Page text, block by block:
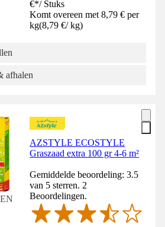
€*/ Stuks
Komt overeen met 8,79 € per
kg(8,79 €/ kg)
afhalen
AZSTYLE ECOSTYLE
Graszaad extra 100 gr 4-6 m²
Gemiddelde beoordeling: 3.5
van 5 sterren. 2
Beoordelingen.